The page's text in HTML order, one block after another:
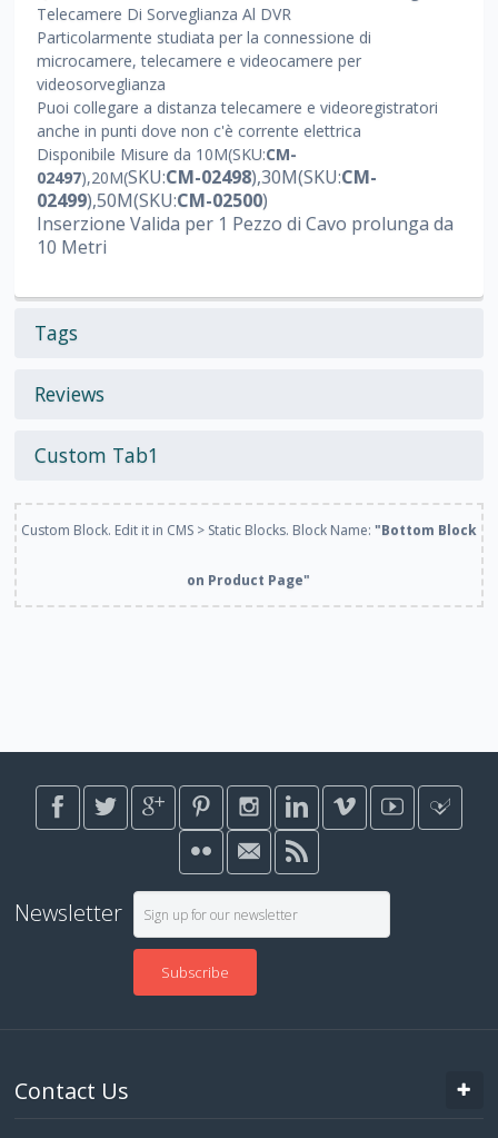
Telecamere Di Sorveglianza Al DVR
Particolarmente studiata per la connessione di
microcamere, telecamere e videocamere per
videosorveglianza
Puoi collegare a distanza telecamere e videoregistratori
anche in punti dove non c'è corrente elettrica
Disponibile Misure da 10M(SKU:CM-
02497),20M(SKU:CM-02498),30M(SKU:CM-
02499),50M(SKU:CM-02500)
Inserzione Valida per 1 Pezzo di Cavo prolunga da
10 Metri
Tags
Reviews
Custom Tab1
Custom Block. Edit it in CMS > Static Blocks. Block Name: "Bottom Block
on Product Page"
Newsletter
Subscribe
Contact Us